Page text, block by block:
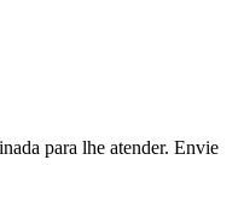
para lhe atender. Envie